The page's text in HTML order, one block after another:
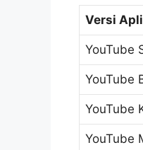
Versi
YouTube
YouTube
YouTube
YouTube